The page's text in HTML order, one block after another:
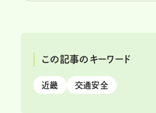
この記事のキーワード
近畿 交通安全